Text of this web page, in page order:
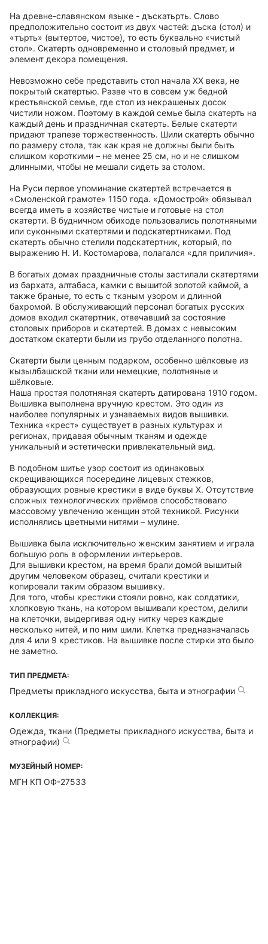
На древне-славянском языке - дъскатьрть. Слово
предположительно состоит из двух частей: дъска (стол) и
«търть» (вытертое, чистое), то есть буквально «чистый
стол». Скатерть одновременно и столовый предмет, и
элемент декора помещения.
Невозможно себе представить стол начала ХХ века, не
покрытый скатертью. Разве что в совсем уж бедной
крестьянской семье, где стол из некрашеных досок
чистили ножом. Поэтому в каждой семье была скатерть на
каждый день и праздничная скатерть. Белые скатерти
придают трапезе торжественность. Шили скатерть обычно
по размеру стола, так как края не должны были быть
слишком короткими – не менее 25 см, но и не слишком
длинными, чтобы не мешали сидеть за столом.
На Руси первое упоминание скатертей встречается в
«Смоленской грамоте» 1150 года. «Домострой» обязывал
всегда иметь в хозяйстве чистые и готовые на стол
скатерти. В будничном обиходе пользовались полотняными
или суконными скатертями и подскатертниками. Под
скатерть обычно стелили подскатертник, который, по
выражению Н. И. Костомарова, полагался «для приличия».
В богатых домах праздничные столы застилали скатертями
из бархата, алтабаса, камки с вышитой золотой каймой, а
также браные, то есть с тканым узором и длинной
бахромой. В обслуживающий персонал богатых русских
домов входил скатертник, отвечавший за состояние
столовых приборов и скатертей. В домах с невысоким
достатком скатерти были из грубо отделанного полотна.
Скатерти были ценным подарком, особенно шёлковые из
кызылбашской ткани или немецкие, полотняные и
шёлковые.
Наша простая полотняная скатерть датирована 1910 годом.
Вышивка выполнена вручную крестом. Это один из
наиболее популярных и узнаваемых видов вышивки.
Техника «крест» существует в разных культурах и
регионах, придавая обычным тканям и одежде
уникальный и эстетически привлекательный вид.
В подобном шитье узор состоит из одинаковых
скрещивающихся посередине лицевых стежков,
образующих ровные крестики в виде буквы Х. Отсутствие
сложных технологических приёмов способствовало
массовому увлечению женщин этой техникой. Рисунки
исполнялись цветными нитями – мулине.
Вышивка была исключительно женским занятием и играла
большую роль в оформлении интерьеров.
Для вышивки крестом, на время брали домой вышитый
другим человеком образец, считали крестики и
копировали таким образом вышивку.
Для того, чтобы крестики стояли ровно, как солдатики,
хлопковую ткань, на котором вышивали крестом, делили
на клеточки, выдергивая одну нитку через каждые
несколько нитей, и по ним шили. Клетка предназначалась
для 4 или 9 крестиков. На вышивке после стирки это было
не заметно.
ТИП ПРЕДМЕТА:
Предметы прикладного искусства, быта и этнографии
КОЛЛЕКЦИЯ:
Одежда, ткани (Предметы прикладного искусства, быта и
этнографии)
МУЗЕЙНЫЙ НОМЕР:
МГН КП ОФ-27533